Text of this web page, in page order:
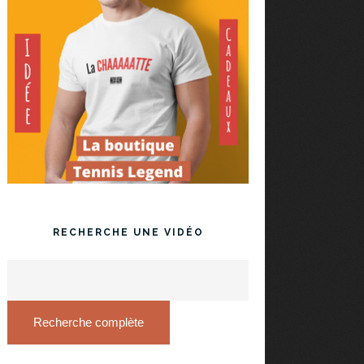
RECHERCHE UNE VIDÉO
Recherche complète